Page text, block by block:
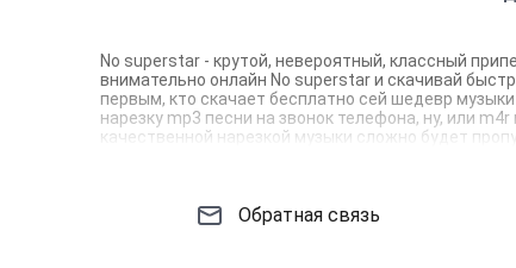
No superstar - крутой, невероятный, классный
внимательно онлайн No superstar и скачивай
первым, кто скачает бесплатно сей шедевр
нарезку mp3 песни на звонок телефона, ну, или
качественной нарезкой музыки сложно будет
Обратная связь